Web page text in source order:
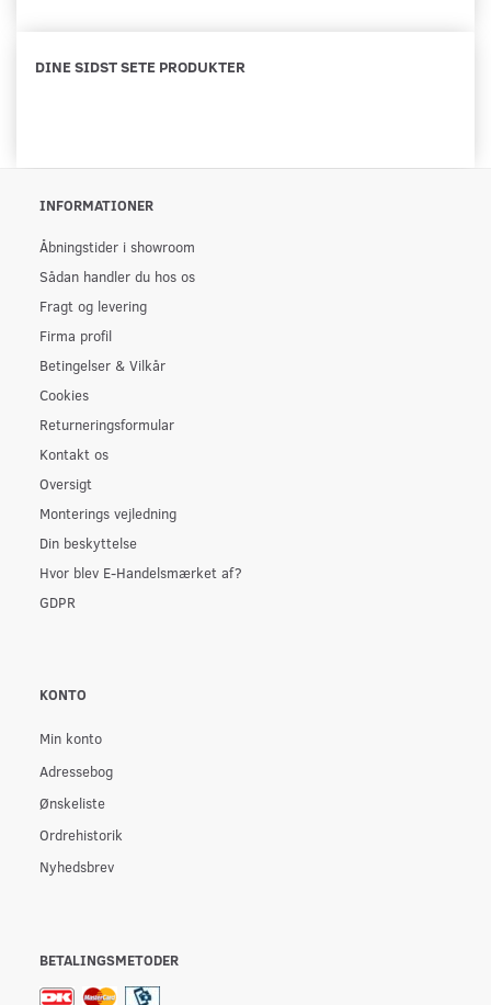
DINE SIDST SETE PRODUKTER
INFORMATIONER
Åbningstider i showroom
Sådan handler du hos os
Fragt og levering
Firma profil
Betingelser & Vilkår
Cookies
Returneringsformular
Kontakt os
Oversigt
Monterings vejledning
Din beskyttelse
Hvor blev E-Handelsmærket af?
GDPR
KONTO
Min konto
Adressebog
Ønskeliste
Ordrehistorik
Nyhedsbrev
BETALINGSMETODER